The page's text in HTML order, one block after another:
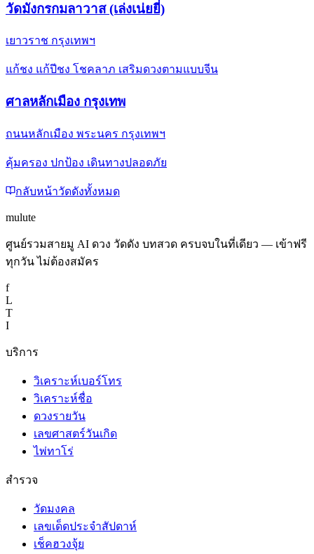
วัดมังกรกมลาวาส (เล่งเน่ยยี่)
เยาวราช กรุงเทพฯ
แก้ชง แก้ปีชง โชคลาภ เสริมดวงตามแบบจีน
ศาลหลักเมือง กรุงเทพ
ถนนหลักเมือง พระนคร กรุงเทพฯ
คุ้มครอง ปกป้อง เดินทางปลอดภัย
กลับหน้าวัดดังทั้งหมด
mulute
ศูนย์รวมสายมู AI ดวง วัดดัง บทสวด ครบจบในที่เดียว — เข้าฟรี
ทุกวัน ไม่ต้องสมัคร
f
L
T
I
บริการ
วิเคราะห์เบอร์โทร
วิเคราะห์ชื่อ
ดวงรายวัน
เลขศาสตร์วันเกิด
ไพ่ทาโร่
สำรวจ
วัดมงคล
เลขเด็ดประจำสัปดาห์
เช็คฮวงจุ้ย